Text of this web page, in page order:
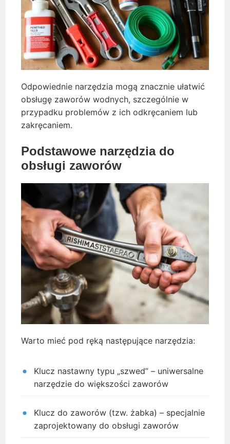
Odpowiednie narzędzia mogą znacznie ułatwić
obsługę zaworów wodnych, szczególnie w
przypadku problemów z ich odkręcaniem lub
zakręcaniem.
Podstawowe narzędzia do
obsługi zaworów
Warto mieć pod ręką następujące narzędzia:
Klucz nastawny typu „szwed” – uniwersalne
narzędzie do większości zaworów
Klucz do zaworów (tzw. żabka) – specjalnie
zaprojektowany do obsługi zaworów